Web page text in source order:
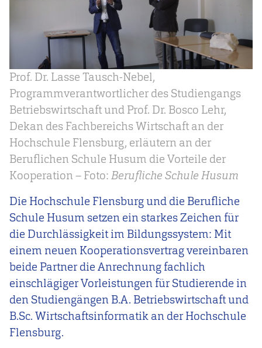
Prof. Dr. Lasse Tausch-Nebel,
Programmverantwortlicher des Studiengangs
Betriebswirtschaft und Prof. Dr. Bosco Lehr,
Dekan des Fachbereichs Wirtschaft an der
Hochschule Flensburg, erläutern an der
Beruflichen Schule Husum die Vorteile der
Kooperation – Foto: Berufliche Schule Husum
Die Hochschule Flensburg und die Berufliche
Schule Husum setzen ein starkes Zeichen für
die Durchlässigkeit im Bildungssystem: Mit
einem neuen Kooperationsvertrag vereinbaren
beide Partner die Anrechnung fachlich
einschlägiger Vorleistungen für Studierende in
den Studiengängen B.A. Betriebswirtschaft und
B.Sc. Wirtschaftsinformatik an der Hochschule
Flensburg.